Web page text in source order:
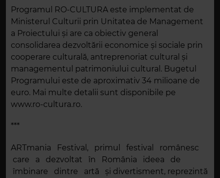
Programul RO-CULTURA este implementat de
Ministerul Culturii prin Unitatea de Management
a Proiectului și are ca obiectiv general
consolidarea dezvoltării economice și sociale prin
cooperare culturală, antreprenoriat cultural și
managementul patrimoniului cultural. Bugetul
Programului este de aproximativ 34 milioane de
euro. Mai multe detalii sunt disponibile pe
www.ro-cultura.ro.
***
ARTmania Festival, primul festival românesc
care a dezvoltat în România ideea de
îmbinare dintre artă și divertisment, reprezintă